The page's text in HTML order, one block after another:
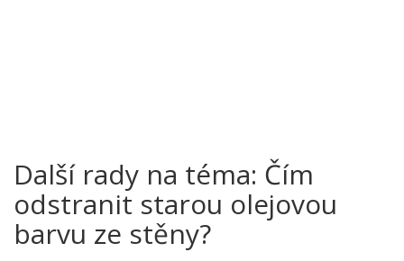
Další rady na téma: Čím
odstranit starou olejovou
barvu ze stěny?